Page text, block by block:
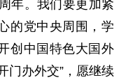
年。我们要更加紧
的党中央周围，学
创中国特色大国外
门办外交”，愿继续